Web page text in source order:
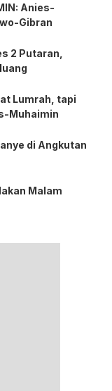
Anies-
Gibran
2 Putaran,
Lumrah, tapi
Muhaimin
di Angkutan
Malam